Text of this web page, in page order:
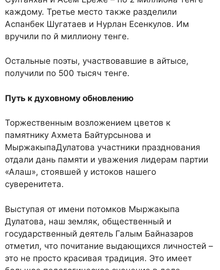
каждому. Третье место также разделили
Аспанбек Шугатаев и Нурлан Есенкулов. Им
вручили по й миллиону тенге.
Остальные поэты, участвовавшие в айтысе,
получили по 500 тысяч тенге.
Путь к духовному обновлению
Торжественным возложением цветов к
памятнику Ахмета Байтурсынова и
МыржакыпаДулатова участники празднования
отдали дань памяти и уважения лидерам партии
«Алаш», стоявшей у истоков нашего
суверенитета.
Выступая от имени потомков Мыржакыпа
Дулатова, наш земляк, общественный и
государственный деятель Галым Байназаров
отметил, что почитание выдающихся личностей –
это не просто красивая традиция. Это имеет